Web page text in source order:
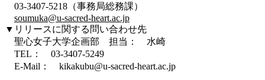
03-3407-5218（事務局総務課）
soumuka@u-sacred-heart.ac.jp
▼リリースに関する問い合わせ先
聖心女子大学企画部 担当： 水崎
TEL： 03-3407-5249
E-Mail： kikakubu@u-sacred-heart.ac.jp